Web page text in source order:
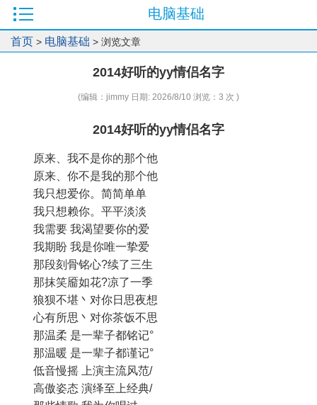
电脑基础
首页 > 电脑基础 > 浏览文章
2014好听的yy情侣名字
(编辑：jimmy 日期: 2026/8/10 浏览：3 次 )
2014好听的yy情侣名字
原来、我不是你的那个他
原来、你不是我的那个他
我只想爱你。简简单单
我只想赖你。平平淡淡
我需要 我渴望要你的爱
我期盼 我是你唯一挚爱
那段刻骨铭心?续了三生
那抹笑靥如花?凉了一季
狼狈不堪丶对你日思夜想
心有所思丶对你茶饭不思
那温柔 是一辈子都铭记°
那温暖 是一辈子都谨记°
低音慢摇 上演主流风范/
高傲姿态 演绎至上经典/